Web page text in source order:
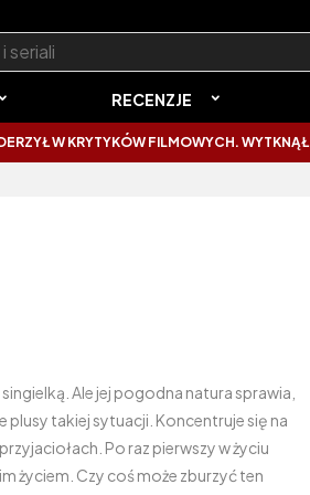
RECENZJE
FILMOWYCH. WYTKNĄŁ IM
Ale jej pogodna natura sprawia,
plusy takiej sytuacji. Koncentruje się na
Po raz pierwszy w życiu
życiem. Czy coś może zburzyć ten